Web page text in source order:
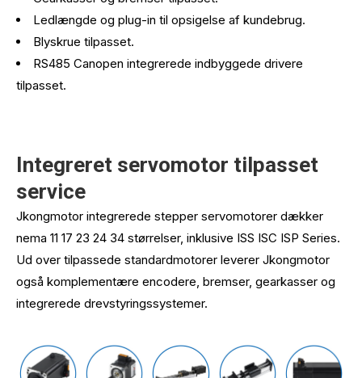
Ledlængde og plug-in til opsigelse af kundebrug.
Blyskrue tilpasset.
RS485 Canopen integrerede indbyggede drivere
tilpasset.
Integreret servomotor tilpasset
service
Jkongmotor integrerede stepper servomotorer dækker
nema 11 17 23 24 34 størrelser, inklusive ISS ISC ISP Series.
Ud over tilpassede standardmotorer leverer Jkongmotor
også komplementære encodere, bremser, gearkasser og
integrerede drevstyringssystemer.